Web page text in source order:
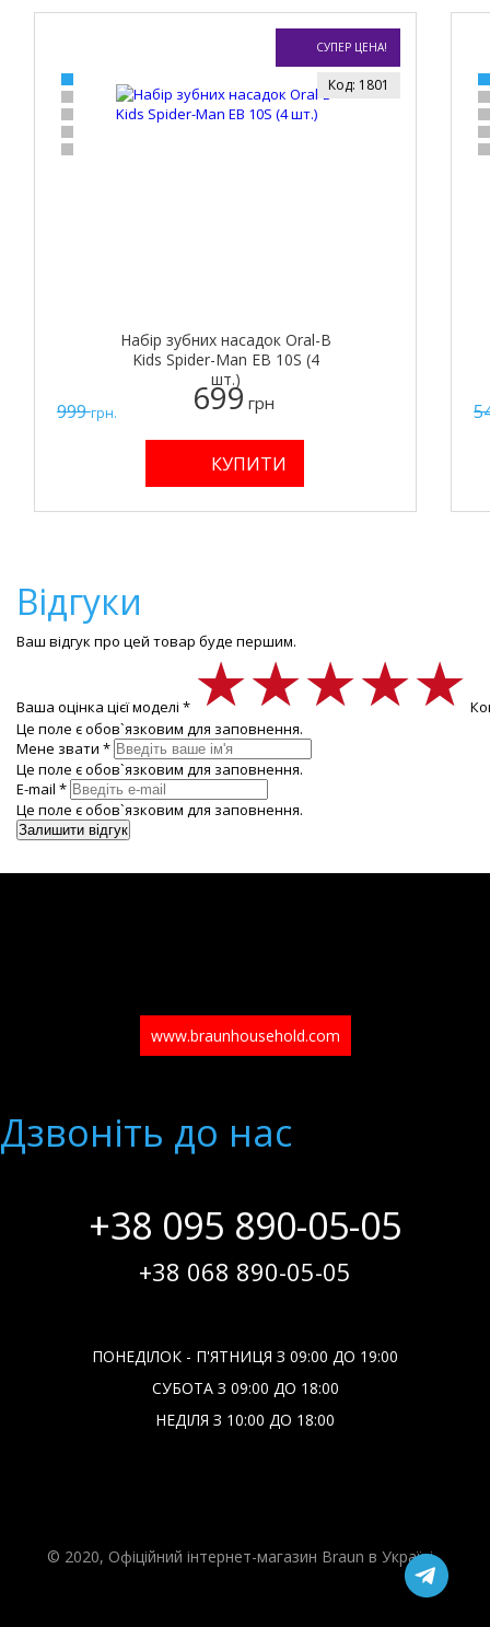
СУПЕР ЦЕНА!
999грн.
Набір зубних насадок Oral-B
Kids Spider-Man EB 10S (4
шт.)
Код: 1801
699 грн
Відгуки
Ваш відгук про цей товар буде першим.
Ваша оцінка цієї моделі * ★★★★★
★★★★★
★★★★★
Це поле є обов`язковим для заповнення.
Мене звати *
Це поле є обов`язковим для заповнення.
E-mail *
Це поле є обов`язковим для заповнення.
www.braunhousehold.com
Дзвонiть до нас
+38 095 890-05-05
+38 068 890-05-05
ПОНЕДІЛОК - П'ЯТНИЦЯ З 09:00 ДО 19:00
СУБОТА З 09:00 ДО 18:00
НЕДІЛЯ З 10:00 ДО 18:00
© 2020, Офіційний інтернет-магазин Braun в Україні